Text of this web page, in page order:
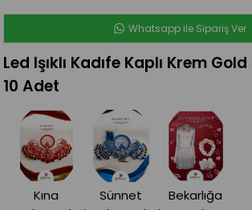
Whatsapp ile Sipariş Ver
Led Işıklı Kadıfe Kaplı Krem
10 Adet
Kına
Sünnet
Bekarlığa